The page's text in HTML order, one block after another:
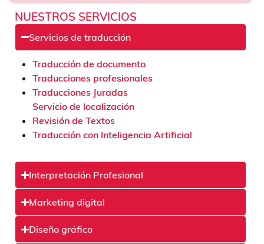
NUESTROS SERVICIOS
Servicios de traducción
Traducción de documento
Traducciones profesionales
Traducciones Juradas
Servicio de localización
Revisión de Textos
Traducción con Inteligencia Artificial
Interpretación Profesional
Marketing digital
Diseño gráfico